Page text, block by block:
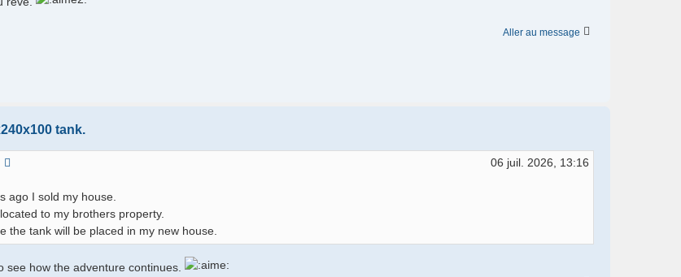
Aller au message
tank.
06 juil. 2026, 13:16
ago I sold my house.
to my brothers property.
the tank will be placed in my new house.
see how the adventure continues.